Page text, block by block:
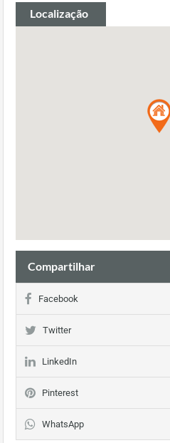
Localização
Compartilhar
Facebook
Twitter
LinkedIn
Pinterest
WhatsApp